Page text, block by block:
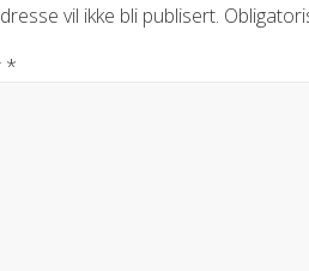
vil ikke bli publisert.
*